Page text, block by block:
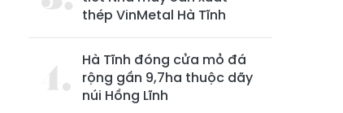
thép VinMetal Hà Tĩnh
Hà Tĩnh đóng cửa mỏ đá
rộng gần 9,7ha thuộc dãy
núi Hồng Lĩnh